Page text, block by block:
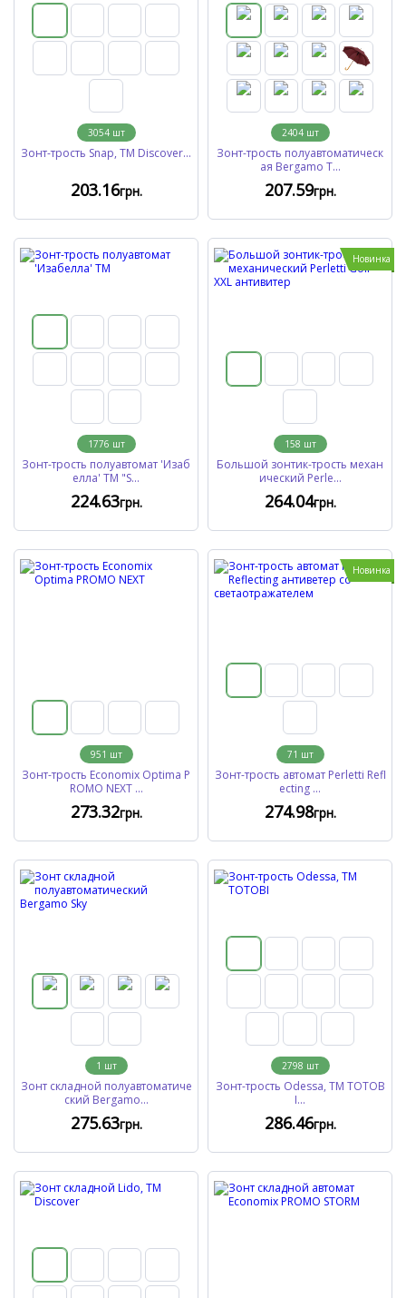
3054 шт
Зонт-трость Snap, ТМ Discover...
203.16грн.
2404 шт
Зонт-трость полуавтоматическ
ая Bergamo T...
207.59грн.
1776 шт
Зонт-трость полуавтомат 'Изаб
елла' ТМ "S...
224.63грн.
Новинка
158 шт
Большой зонтик-трость механ
ический Perle...
264.04грн.
951 шт
Зонт-трость Economix Optima P
ROMO NEXT ...
273.32грн.
Новинка
71 шт
Зонт-трость автомат Perletti Refl
ecting ...
274.98грн.
1 шт
Зонт складной полуавтоматиче
ский Bergamo...
275.63грн.
2798 шт
Зонт-трость Odessa, ТМ ТОТОB
I...
286.46грн.